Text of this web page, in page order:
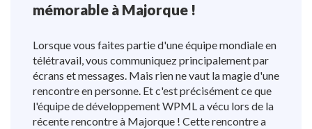
mémorable à Majorque !
Lorsque vous faites partie d'une équipe mondiale en
télétravail, vous communiquez principalement par
écrans et messages. Mais rien ne vaut la magie d'une
rencontre en personne. Et c'est précisément ce que
l'équipe de développement WPML a vécu lors de la
récente rencontre à Majorque ! Cette rencontre a